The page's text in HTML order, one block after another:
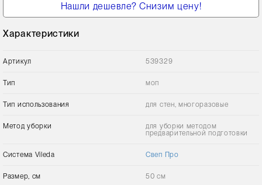
Нашли дешевле? Снизим цену!
Характеристики
Артикул 539329
Тип моп
Тип использования для стен, многоразовые
Метод уборки
для уборки методом
предварительной подготовки
Сиcтема Vileda Свеп Про
Размер, см 50 см